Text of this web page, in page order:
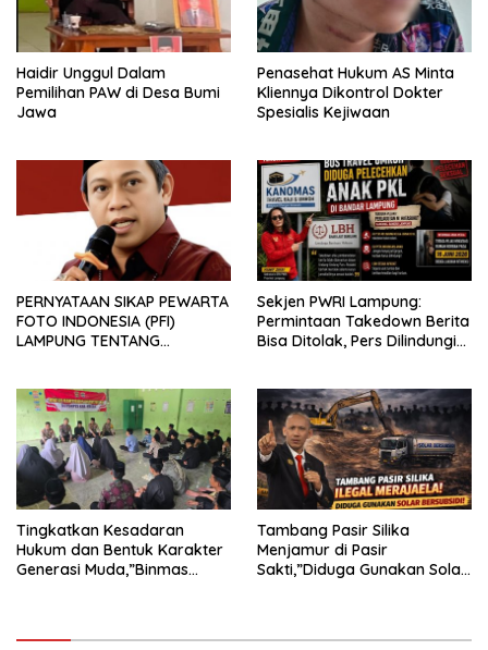
Haidir Unggul Dalam
Pemilihan PAW di Desa Bumi
Jawa
Penasehat Hukum AS Minta
Kliennya Dikontrol Dokter
Spesialis Kejiwaan
PERNYATAAN SIKAP PEWARTA
FOTO INDONESIA (PFI)
LAMPUNG TENTANG
TERHADAP JURNALIS DI
PENGADILAN NEGERI
TANJUNG KARANG.
Sekjen PWRI Lampung:
Permintaan Takedown Berita
Bisa Ditolak, Pers Dilindungi
Tingkatkan Kesadaran
Hukum dan Bentuk Karakter
Generasi Muda,”Binmas
Tambang Pasir Silika
Menjamur di Pasir
Sakti,”Diduga Gunakan Solar